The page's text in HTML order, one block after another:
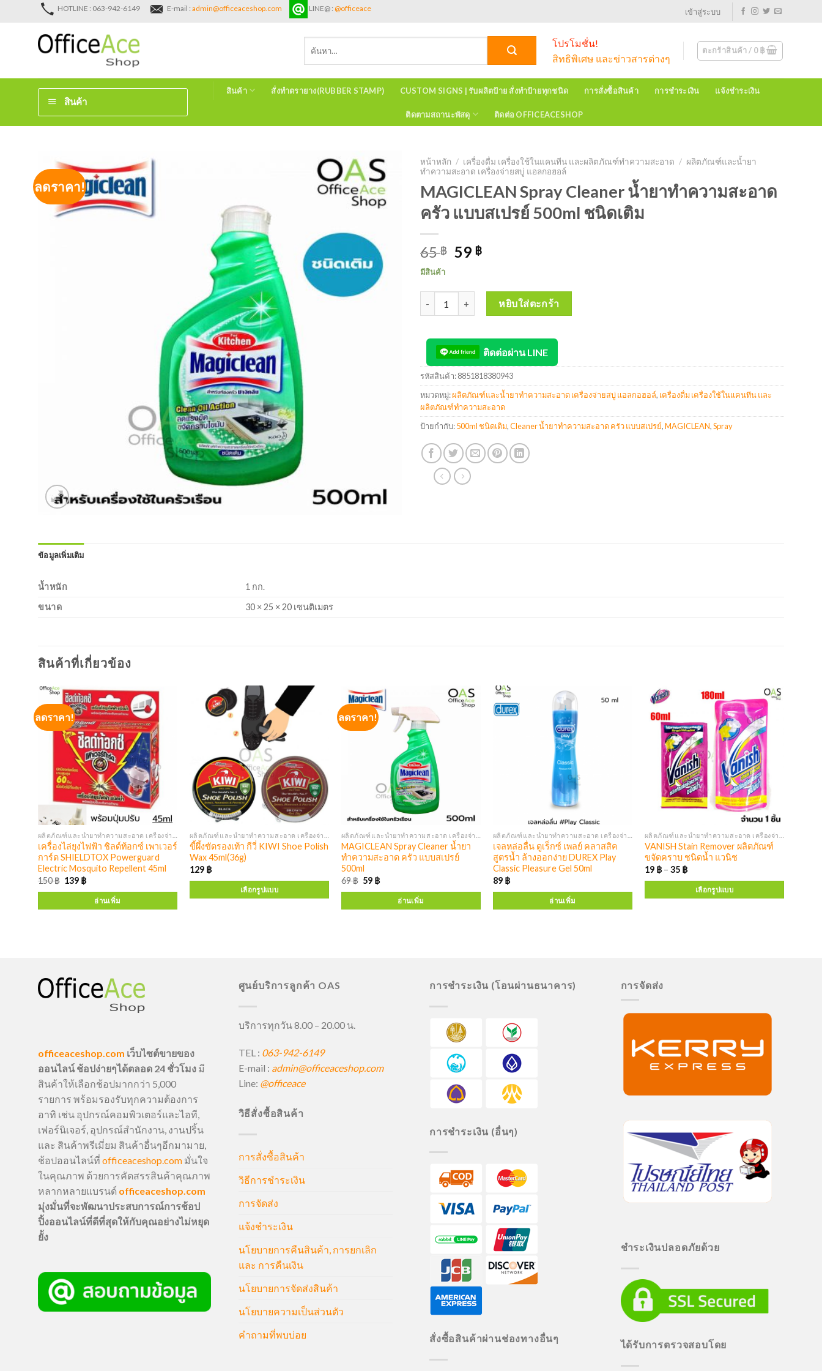
HOTLINE : 063-942-6149 E-mail : admin@officeaceshop.com LINE@ : @officeace เข้าสู่ระบบ
โปรโมชั่น!
สิทธิพิเศษ และข่าวสารต่างๆ
ตะกร้าสินค้า / 0฿
สินค้า
สินค้า สั่งทำตรายาง(RUBBER STAMP) CUSTOM SIGNS | รับผลิตป้าย สั่งทำป้ายทุกชนิด การสั่งซื้อสินค้า การชำระเงิน แจ้งชำระเงิน
ติดตามสถานะพัสดุ ติดต่อ OFFICEACESHOP
ลดราคา!
หน้าหลัก / เครื่องดื่ม เครื่องใช้ในแคนทีน และผลิตภัณฑ์ทำความสะอาด / ผลิตภัณฑ์และน้ำยา
ทำความสะอาด เครื่องจ่ายสบู่ แอลกอฮอล์
MAGICLEAN Spray Cleaner น้ำยาทำความสะอาด
ครัว แบบสเปรย์ 500ml ชนิดเติม
65฿ 59 ฿
มีสินค้า
จำนวน MAGICLEAN Spray Cleaner น้ำยาทำความสะอาด ครัว แบบสเปรย์ 500ml ชนิดเติม ชิ้น
หยิบใส่ตะกร้า
ติดต่อผ่าน LINE
รหัสสินค้า:8851818380943
หมวดหมู่:ผลิตภัณฑ์และน้ำยาทำความสะอาด เครื่องจ่ายสบู่ แอลกอฮอล์, เครื่องดื่ม เครื่องใช้ในแคนทีน และ
ผลิตภัณฑ์ทำความสะอาด
ป้ายกำกับ:500ml ชนิดเติม,Cleaner น้ำยาทำความสะอาด ครัว แบบสเปรย์,MAGICLEAN,Spray
ข้อมูลเพิ่มเติม
น้ำหนัก
1 กก.
ขนาด
30 × 25 × 20 เซนติเมตร
สินค้าที่เกี่ยวข้อง
ลดราคา!
เครื่องไล่ยุงไฟฟ้า ชิลด์ท้อกซ์ เพาเวอร์
การ์ด SHIELDTOX Powerguard
Electric Mosquito Repellent 45ml
150฿ 139 ฿
อ่านเพิ่ม
ขี้ผึ้งขัดรองเท้า กีวี่ KIWI Shoe Polish
Wax 45ml(36g)
129 ฿
เลือกรูปแบบ
ลดราคา!
MAGICLEAN Spray Cleaner น้ำยา
ทำความสะอาด ครัว แบบสเปรย์
500ml
69฿ 59 ฿
อ่านเพิ่ม
เจลหล่อลื่น ดูเร็กซ์ เพลย์ คลาสสิค
สูตรน้ำ ล้างออกง่าย DUREX Play
Classic Pleasure Gel 50ml
89 ฿
อ่านเพิ่ม
VANISH Stain Remover ผลิตภัณฑ์
ขจัดคราบ ชนิดน้ำ แวนิช
19 ฿– 35 ฿
เลือกรูปแบบ
officeaceshop.com เว็บไซต์ขายของ
ออนไลน์ ช้อปง่ายๆได้ตลอด 24 ชั่วโมง มี
สินค้าให้เลือกช้อปมากกว่า 5,000
รายการ พร้อมรองรับทุกความต้องการ
อาทิ เช่น อุปกรณ์คอมพิวเตอร์และไอที,
เฟอร์นิเจอร์, อุปกรณ์สำนักงาน, งานปริ้น
และ สินค้าพรีเมี่ยม สินค้าอื่นๆอีกมามาย,
ช้อปออนไลน์ที่ officeaceshop.com มั่นใจ
ในคุณภาพ ด้วยการคัดสรรสินค้าคุณภาพ
หลากหลายแบรนด์ officeaceshop.com
มุ่งมั่นที่จะพัฒนาประสบการณ์การช้อป
ปิ้งออนไลน์ที่ดีที่สุดให้กับคุณอย่างไม่หยุด
ยั้ง
ศูนย์บริการลูกค้า OAS
บริการทุกวัน 8.00 – 20.00 น.
TEL : 063-942-6149
E-mail : admin@officeaceshop.com
Line: @officeace
วิธีสั่งซื้อสินค้า
การสั่งซื้อสินค้า
วิธีการชำระเงิน
การจัดส่ง
แจ้งชำระเงิน
นโยบายการคืนสินค้า, การยกเลิก
และ การคืนเงิน
นโยบายการจัดส่งสินค้า
นโยบายความเป็นส่วนตัว
คำถามที่พบบ่อย
การชำระเงิน (โอนผ่านธนาคาร)
การชำระเงิน (อื่นๆ)
สั่งซื้อสินค้าผ่านช่องทางอื่นๆ
การจัดส่ง
ชำระเงินปลอดภัยด้วย
ได้รับการตรวจสอบโดย